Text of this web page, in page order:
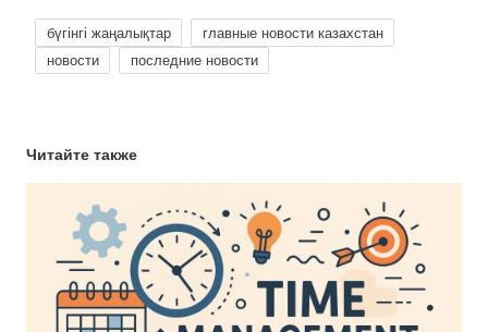
бүгінгі жаңалықтар
главные новости казахстан
новости
последние новости
Читайте также